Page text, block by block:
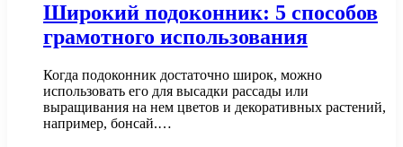
Широкий подоконник: 5 способов
грамотного использования
Когда подоконник достаточно широк, можно
использовать его для высадки рассады или
выращивания на нем цветов и декоративных растений,
например, бонсай.…